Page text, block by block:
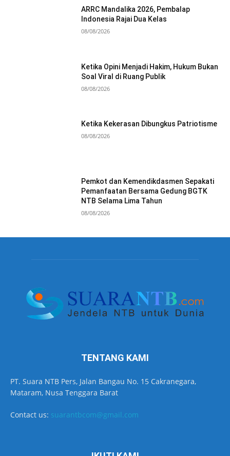
ARRC Mandalika 2026, Pembalap
Indonesia Rajai Dua Kelas
08/08/2026
Ketika Opini Menjadi Hakim, Hukum Bukan
Soal Viral di Ruang Publik
08/08/2026
Ketika Kekerasan Dibungkus Patriotisme
08/08/2026
Pemkot dan Kemendikdasmen Sepakati
Pemanfaatan Bersama Gedung BGTK
NTB Selama Lima Tahun
08/08/2026
TENTANG KAMI
PT. Suara NTB Pers, Jalan Bangau No. 15 Cakranegara,
Mataram, Nusa Tenggara Barat
Contact us: suarantbcom@gmail.com